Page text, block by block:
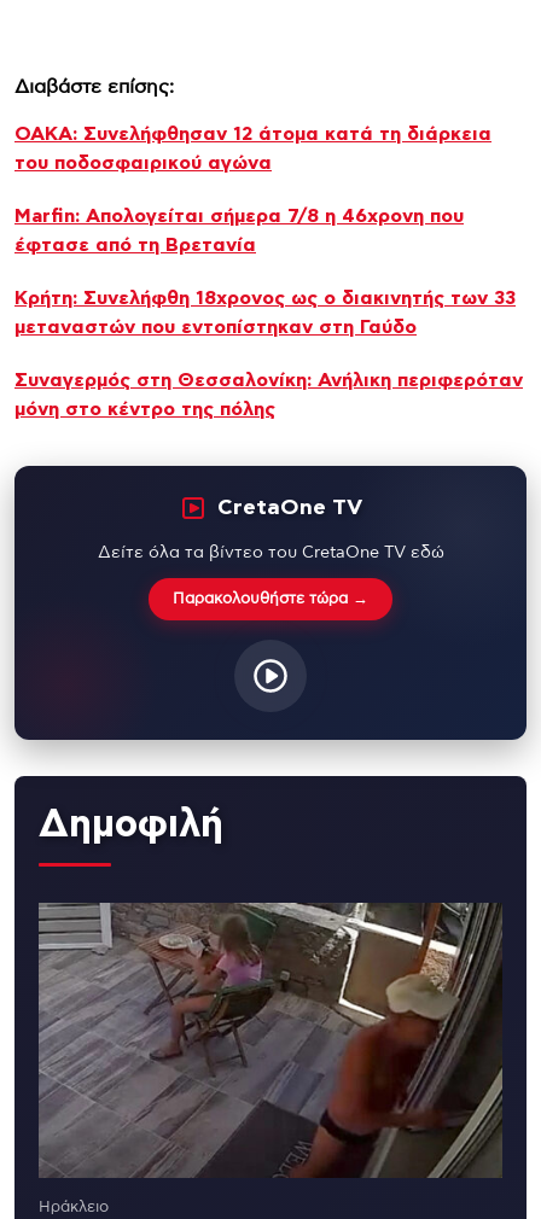
Διαβάστε επίσης:
ΟΑΚΑ: Συνελήφθησαν 12 άτομα κατά τη διάρκεια
του ποδοσφαιρικού αγώνα
Marfin: Απολογείται σήμερα 7/8 η 46χρονη που
έφτασε από τη Βρετανία
Κρήτη: Συνελήφθη 18χρονος ως ο διακινητής των 33
μεταναστών που εντοπίστηκαν στη Γαύδο
Συναγερμός στη Θεσσαλονίκη: Ανήλικη περιφερόταν
μόνη στο κέντρο της πόλης
CretaOne TV
Δείτε όλα τα βίντεο του CretaOne TV εδώ
Παρακολουθήστε τώρα →
Δημοφιλή
Ηράκλειο